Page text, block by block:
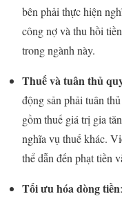
bên phải thực hiện
công nợ và thu hồi
trong ngành này.
Thuế và tuân thủ
động sản phải tuân
gồm thuế giá trị gia
nghĩa vụ thuế khác.
thể dẫn đến phạt tiền
Tối ưu hóa dòng tiền